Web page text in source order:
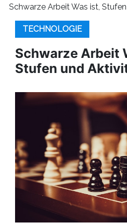
Schwarze Arbeit Was ist,
TECHNOLOGIE
Schwarze Arbeit
Stufen und